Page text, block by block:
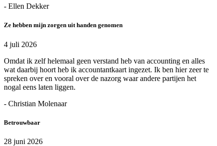
- Ellen Dekker
Ze hebben mijn zorgen uit handen genomen
4 juli 2026
Omdat ik zelf helemaal geen verstand heb van accounting en alles
wat daarbij hoort heb ik accountantkaart ingezet. Ik ben hier zeer te
spreken over en vooral over de nazorg waar andere partijen het
nogal eens laten liggen.
- Christian Molenaar
Betrouwbaar
28 juni 2026